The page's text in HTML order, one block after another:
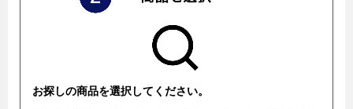
お探しの商品を選択してください。